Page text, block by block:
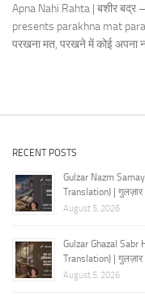
Apna Nahi Rahta | बशीर
presents parakhna mat
परखना मत, परखने में कोई अपना
RECENT POSTS
Gulzar Nazm
Translation) |
August 5, 2026
Gulzar Ghazal
Translation) | गुलज़ार
August 5, 2026